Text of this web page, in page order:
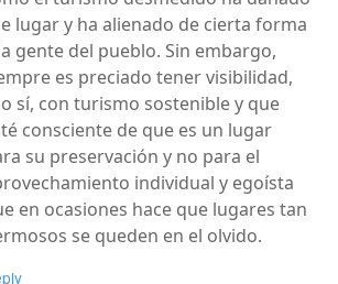
lugar y ha alienado de cierta forma
gente del pueblo. Sin embargo,
es preciado tener visibilidad,
sí, con turismo sostenible y que
consciente de que es un lugar
su preservación y no para el
individual y egoísta
en ocasiones hace que lugares tan
se queden en el olvido.